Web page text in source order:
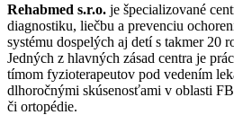
Rehabmed s.r.o. je špecializované
diagnostiku, liečbu a prevenciu
systému dospelých aj detí s takmer 20
Jedných z hlavných zásad centra je
tímom fyzioterapeutov pod vedením
dlhoročnými skúsenosťami v oblasti
či ortopédie.